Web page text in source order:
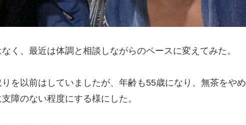
く、最近は体調と相談しながらのペースに変えてみた。
を以前はしていましたが、年齢も55歳になり、無茶をやめ
障のない程度にする様にした。